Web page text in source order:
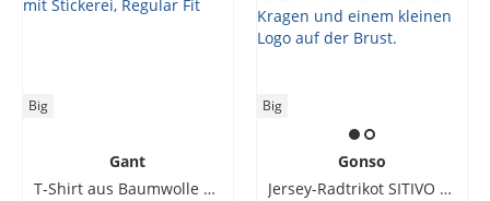
Big
Gant
T-Shirt aus Baumwolle mit Stickerei, Regular Fit
Big
Gonso
Jersey-Radtrikot SITIVO mit Rückentasche